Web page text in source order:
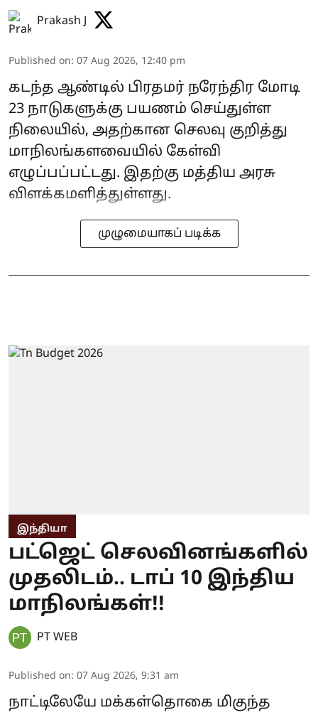
Prakash J
Published on: 07 Aug 2026, 12:40 pm
கடந்த ஆண்டில் பிரதமர் நரேந்திர மோடி
23 நாடுகளுக்கு பயணம் செய்துள்ள
நிலையில், அதற்கான செலவு குறித்து
மாநிலங்களவையில் கேள்வி
எழுப்பப்பட்டது. இதற்கு மத்திய அரசு
விளக்கமளித்துள்ளது.
முழுமையாகப் படிக்க
இந்தியா
பட்ஜெட் செலவினங்களில்
முதலிடம்.. டாப் 10 இந்திய
மாநிலங்கள்!!
PT WEB
Published on: 07 Aug 2026, 9:31 am
நாட்டிலேயே மக்கள்தொகை மிகுந்த